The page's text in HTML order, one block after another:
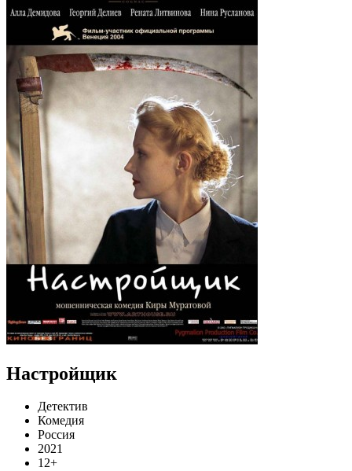
Настройщик
Детектив
Комедия
Россия
2021
12+